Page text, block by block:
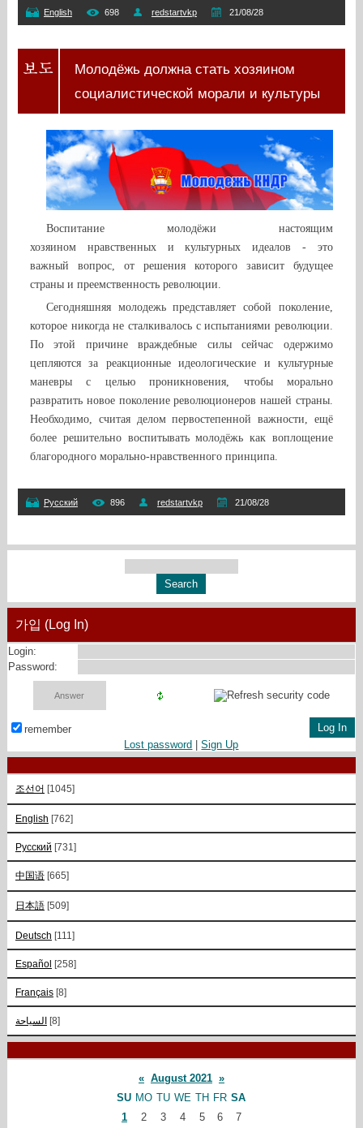
English 698 redstartvkp 21/08/28
Молодёжь должна стать хозяином
социалистической морали и культуры
Воспитание молодёжи настоящим
хозяином нравственных и культурных идеалов - это
важный вопрос, от решения которого зависит будущее
страны и преемственность революции.
Сегодняшняя молодежь представляет собой поколение,
которое никогда не сталкивалось с испытаниями революции.
По этой причине враждебные силы сейчас одержимо
цепляются за реакционные идеологические и культурные
маневры с целью проникновения, чтобы морально
развратить новое поколение революционеров нашей страны.
Необходимо, считая делом первостепенной важности, ещё
более решительно воспитывать молодёжь как воплощение
благородного морально-нравственного принципа.
Русский 896 redstartvkp 21/08/28
가입 (Log In)
Login:
Password:
remember
Lost password |Sign Up
조선어 [1045]
English [762]
Русский [731]
中国语 [665]
日本語 [509]
Deutsch [111]
Español [258]
Français [8]
السياحة [8]
« August 2021 »
SU MO TU WE TH FR SA
1
2 3 4 5 6 7